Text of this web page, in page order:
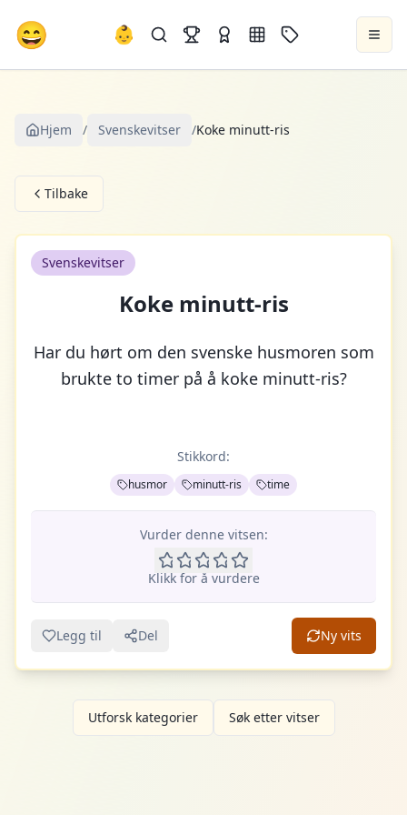
😄 👶
Hjem / Svenskevitser /Koke minutt-ris
Tilbake
Svenskevitser
Koke minutt-ris
Har du hørt om den svenske husmoren som
brukte to timer på å koke minutt-ris?
Stikkord:
husmor minutt-ris time
Vurder denne vitsen:
Klikk for å vurdere
Legg til Del Ny vits
Utforsk kategorier Søk etter vitser